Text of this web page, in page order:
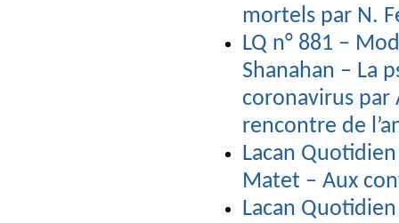
mortels par N.
LQ n° 881 –
Shanahan – La
coronavirus par
rencontre de
Lacan
Matet – Aux
Lacan Quotidien